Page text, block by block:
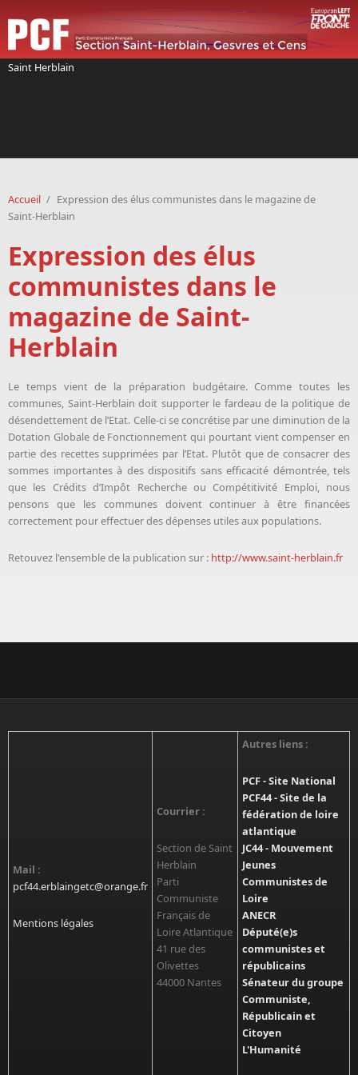
Saint Herblain
Accueil / Expression des élus communistes dans le magazine de
Saint-Herblain
Expression des élus
communistes dans le
magazine de Saint-
Herblain
Le temps vient de la préparation budgétaire. Comme toutes les
communes, Saint-Herblain doit supporter le fardeau de la politique de
désendettement de l’Etat. Celle-ci se concrétise par une diminution de la
Dotation Globale de Fonctionnement qui pourtant vient compenser en
partie des recettes supprimées par l’Etat. Plutôt que de consacrer des
sommes importantes à des dispositifs sans efficacité démontrée, tels
que les Crédits d’Impôt Recherche ou Compétitivité Emploi, nous
pensons que les communes doivent continuer à être financées
correctement pour effectuer des dépenses utiles aux populations.
Retouvez l'ensemble de la publication sur : http://www.saint-herblain.fr
Mail :
pcf44.erblaingetc@orange.fr
Mentions légales
Courrier :
Section de Saint
Herblain
Parti
Communiste
Français de
Loire Atlantique
41 rue des
Olivettes
44000 Nantes
Autres liens :
PCF - Site National
PCF44 - Site de la
fédération de loire
atlantique
JC44 - Mouvement
Jeunes
Communistes de
Loire
ANECR
Député(e)s
communistes et
républicains
Sénateur du groupe
Communiste,
Républicain et
Citoyen
L'Humanité